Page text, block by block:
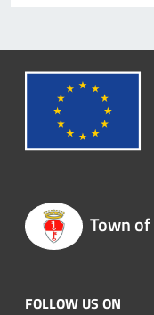
Town of
FOLLOW US ON